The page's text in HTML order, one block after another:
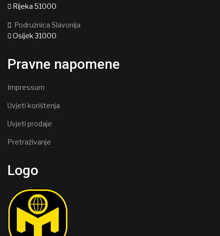
Rijeka 51000
Podružnica Slavonija
Osijek 31000
Pravne napomene
Impressum
Uvjeti korištenja
Uvjeti prodaje
Pretraživanje
Logo